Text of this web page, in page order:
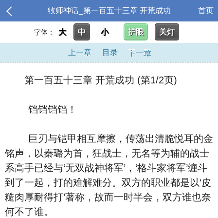
牧师神话_第一百五十三章 开荒成功 首页
字体： 大 中 小 护眼 关灯
上一章 目录 下一章
第一百五十三章 开荒成功 (第1/2页)
铛铛铛铛！
巨刃与铠甲相互摩擦，传荡出清脆悦耳的金
铭声，以秦璐为首，狂战士，无名等为辅的战士
系高手已经与‘无双战神将军’，‘格斗家将军’缠斗
到了一起，打的难解难分。双方的职业都是以‘皮
糙肉厚耐得打’著称，故而一时半会，双方谁也奈
何不了谁。